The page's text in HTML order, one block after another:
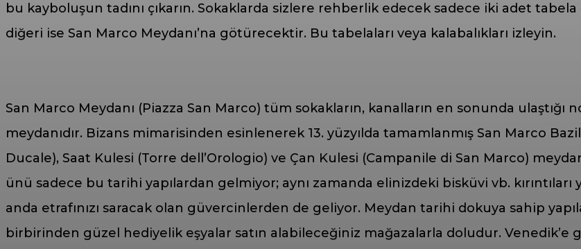
bu kayboluşun tadını çıkarın. Sokaklarda sizlere rehberlik edecek sadece iki adet
diğeri ise San Marco Meydanı’na götürecektir. Bu tabelaları veya kalabalıkları izleyin.
San Marco Meydanı (Piazza San Marco) tüm sokakların, kanalların en sonunda
meydanıdır. Bizans mimarisinden esinlenerek 13. yüzyılda tamamlanmış San Marco
Ducale), Saat Kulesi (Torre dell’Orologio) ve Çan Kulesi (Campanile di San Marco)
ünü sadece bu tarihi yapılardan gelmiyor; aynı zamanda elinizdeki bisküvi vb.
anda etrafınızı saracak olan güvercinlerden de geliyor. Meydan tarihi dokuya sahip
birbirinden güzel hediyelik eşyalar satın alabileceğiniz mağazalarla doludur. Venedik’e